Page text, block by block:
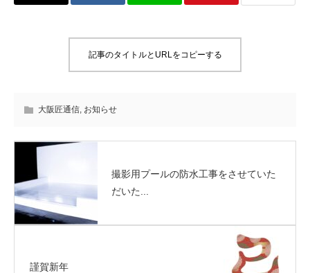
記事のタイトルとURLをコピーする
大阪匠通信, お知らせ
撮影用プールの防水工事をさせていた
だいた...
謹賀新年